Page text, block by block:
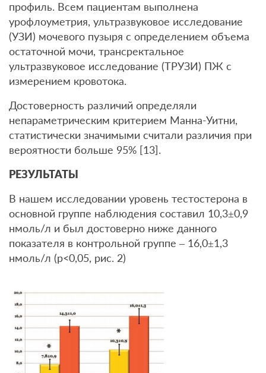
профиль. Всем пациентам выполнена
урофлоуметрия, ультразвуковое исследование
(УЗИ) мочевого пузыря с определением объема
остаточной мочи, трансректальное
ультразвуковое исследование (ТРУЗИ) ПЖ с
измерением кровотока.
Достоверность различий определяли
непараметрическим критерием Манна-Уитни,
статистически значимыми считали различия при
вероятности больше 95% [13].
РЕЗУЛЬТАТЫ
В нашем исследовании уровень тестостерона в
основной группе наблюдения составил 10,3±0,9
нмоль/л и был достоверно ниже данного
показателя в контрольной группе – 16,0±1,3
нмоль/л (р<0,05, рис. 2)